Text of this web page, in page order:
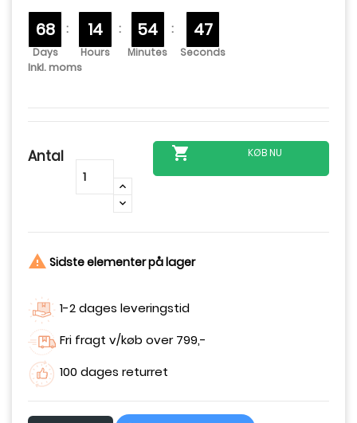
68
Days
: 14
Hours
: 54
Minutes
: 47
Seconds
Inkl. moms
Antal  KØB NU
 Sidste elementer på lager
1-2 dages leveringstid
Fri fragt v/køb over 799,-
100 dages returret